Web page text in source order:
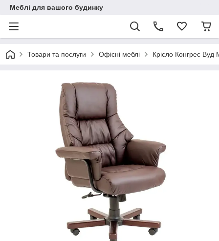
Меблі для вашого будинку
Товари та послуги Офісні меблі Крісло Конгрес